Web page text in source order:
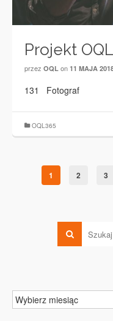
Projekt
przez OQL on 11 MAJA
131 Fotograf
OQL365
1 2 3
Archiwa